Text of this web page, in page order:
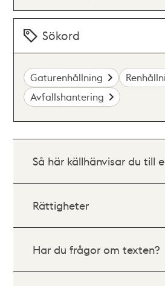
Sökord
Gaturenhållning
Avfallshantering
Så här källhänvisar du till
Rättigheter
Har du frågor om texten?